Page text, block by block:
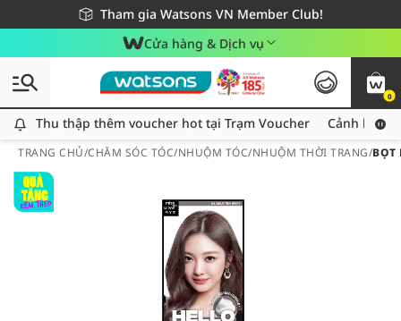
Tham gia Watsons VN Member Club!
Miễn phí giao hàng cho đơn hàng từ 249,000Đ
Giao hàng nhanh 24h - Áp dụng khu vực TP. Hồ Chí Minh
Cửa hàng & Dịch vụ
0
Thu thập thêm voucher hot tại Trạm Voucher
Thu thập thêm voucher hot tại Trạm Voucher Cảnh báo
TRANG CHỦ/CHĂM SÓC TÓC/NHUỘM TÓC/NHUỘM THỜI TRANG/BỌT